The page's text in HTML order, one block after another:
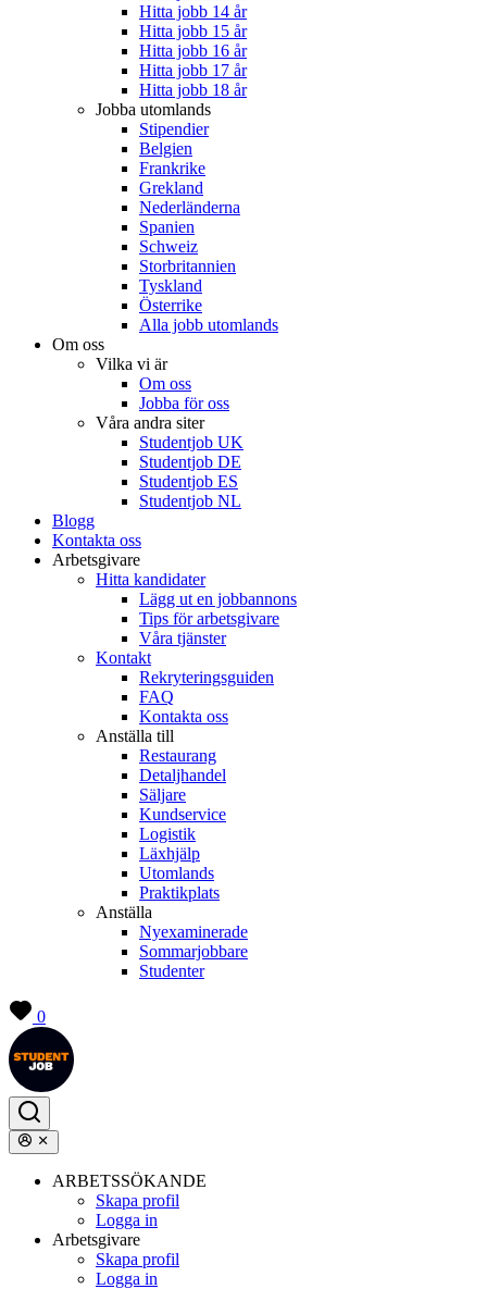
Hitta jobb 14 år
Hitta jobb 15 år
Hitta jobb 16 år
Hitta jobb 17 år
Hitta jobb 18 år
Jobba utomlands
Stipendier
Belgien
Frankrike
Grekland
Nederländerna
Spanien
Schweiz
Storbritannien
Tyskland
Österrike
Alla jobb utomlands
Om oss
Vilka vi är
Om oss
Jobba för oss
Våra andra siter
Studentjob UK
Studentjob DE
Studentjob ES
Studentjob NL
Blogg
Kontakta oss
Arbetsgivare
Hitta kandidater
Lägg ut en jobbannons
Tips för arbetsgivare
Våra tjänster
Kontakt
Rekryteringsguiden
FAQ
Kontakta oss
Anställa till
Restaurang
Detaljhandel
Säljare
Kundservice
Logistik
Läxhjälp
Utomlands
Praktikplats
Anställa
Nyexaminerade
Sommarjobbare
Studenter
0
ARBETSSÖKANDE
Skapa profil
Logga in
Arbetsgivare
Skapa profil
Logga in